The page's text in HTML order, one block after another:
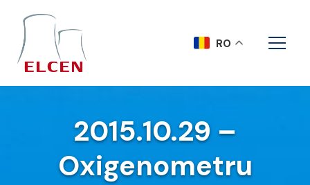
2015.10.29 –
Oxigenometru
RO